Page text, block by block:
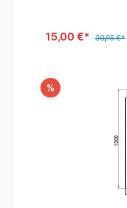
15,00 €* 30,95 €*
%